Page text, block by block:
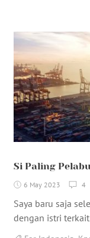
Si Paling
6 May 2023 4
Saya baru saja
dengan istri